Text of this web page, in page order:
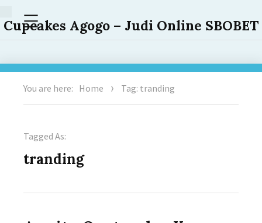
Cupcakes Agogo – Judi Online SBOBET
Menu
You are here: Home Tag: tranding
Tagged As:
tranding